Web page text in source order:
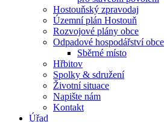
Hostouňský zpravodaj
Územní plán Hostouň
Rozvojové plány obce
Odpadové hospodářství obce
Sběrné místo
Hřbitov
Spolky & sdružení
Životní situace
Napište nám
Kontakt
Úřad